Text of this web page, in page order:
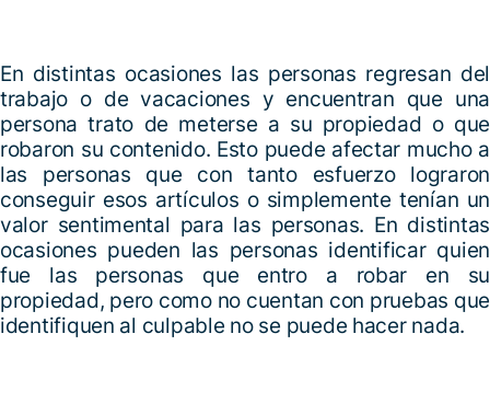
En distintas ocasiones las personas regresan del
trabajo o de vacaciones y encuentran que una
persona trato de meterse a su propiedad o que
robaron su contenido. Esto puede afectar mucho a
las personas que con tanto esfuerzo lograron
conseguir esos artículos o simplemente tenían un
valor sentimental para las personas. En distintas
ocasiones pueden las personas identificar quien
fue las personas que entro a robar en su
propiedad, pero como no cuentan con pruebas que
identifiquen al culpable no se puede hacer nada.